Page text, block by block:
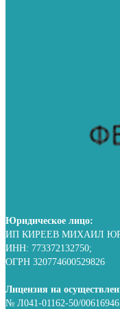
Юридическое лицо:
ИП КИРЕЕВ МИХАИЛ
ИНН: 773372132750;
ОГРН 320774600529826
Лицензия на
№ Л041-01162-50/